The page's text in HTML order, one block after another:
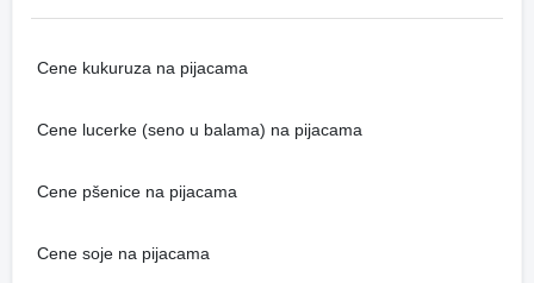
Cene kukuruza na pijacama
Cene lucerke (seno u balama) na pijacama
Cene pšenice na pijacama
Cene soje na pijacama